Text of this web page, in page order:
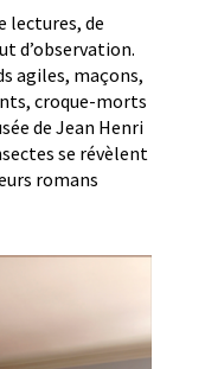
lectures, de
d’observation.
agiles, maçons,
croque-morts
de Jean Henri
se révèlent
romans